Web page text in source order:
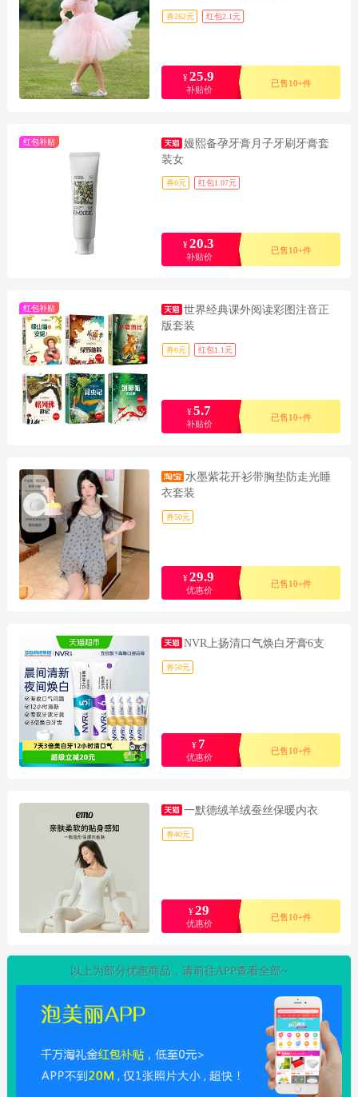
券262元 红包2.1元
¥ 25.9
补贴价
已售10+件
红包补贴
嫚熙备孕牙膏月子牙刷牙膏套
装女
券6元 红包1.07元
¥ 20.3
补贴价
已售10+件
红包补贴
世界经典课外阅读彩图注音正
版套装
券6元 红包1.1元
¥5.7
补贴价
已售10+件
水墨紫花开衫带胸垫防走光睡
衣套装
券50元
¥ 29.9
优惠价
已售10+件
NVR上扬清口气焕白牙膏6支
券50元
¥ 7
优惠价
已售10+件
一默德绒羊绒蚕丝保暖内衣
券40元
¥29
优惠价
已售10+件
以上为部分优惠商品，请前往APP查看全部~